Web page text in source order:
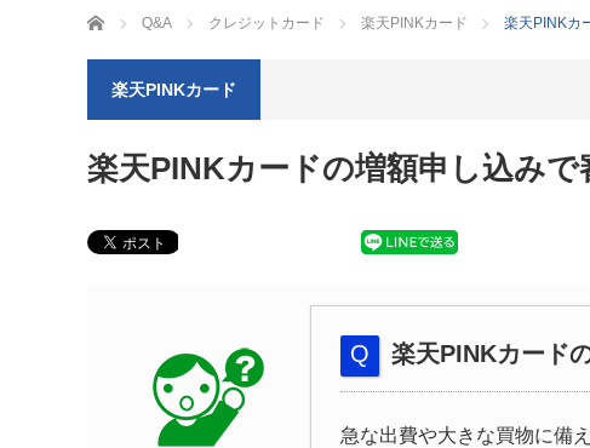
CARD EXPRESS
Q&A クレジットカード 楽天PINKカード 楽天PINKカ
楽天PINKカード
楽天PINKカードの増額申し込みで
楽天PINKカード
急な出費や大きな買物に備